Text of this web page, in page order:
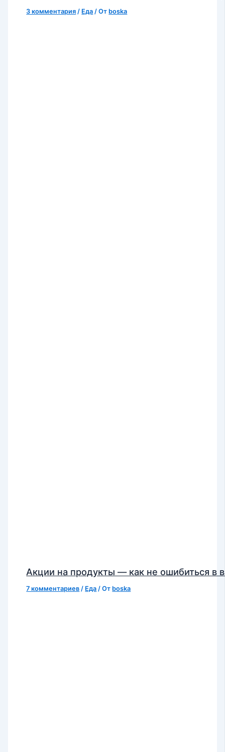
3 комментария / Еда / От boska
Акции на продукты — как не ошибиться в
7 комментариев / Еда / От boska